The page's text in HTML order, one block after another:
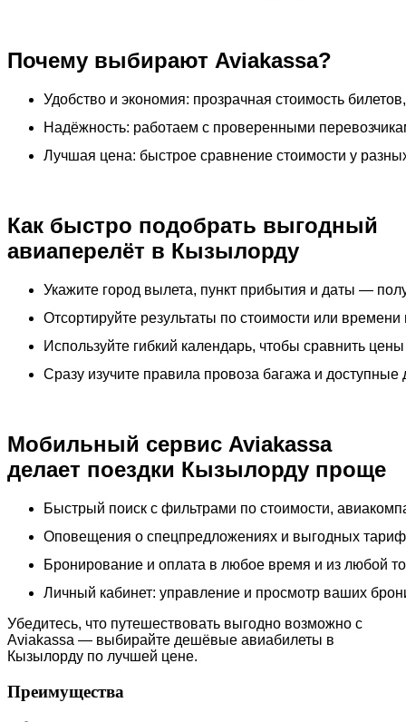
Почему выбирают Aviakassa?
Удобство и экономия: прозрачная стоимость
Надёжность: работаем с проверенными
Лучшая цена: быстрое сравнение стоимости у
Как быстро подобрать выгодный
авиаперелёт в Кызылорду
Укажите город вылета, пункт прибытия и даты —
Отсортируйте результаты по стоимости или
Используйте гибкий календарь, чтобы сравнить
Сразу изучите правила провоза багажа и
Мобильный сервис Aviakassa
делает поездки Кызылорду проще
Быстрый поиск с фильтрами по стоимости,
Оповещения о спецпредложениях и выгодных
Бронирование и оплата в любое время и из любой
Личный кабинет: управление и просмотр ваших
Убедитесь, что путешествовать выгодно возможно с
Aviakassa — выбирайте дешёвые авиабилеты в
Кызылорду по лучшей цене.
Преимущества